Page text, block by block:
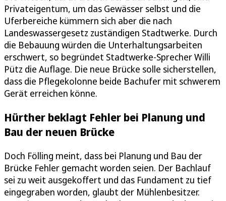
Privateigentum, um das Gewässer selbst und die
Uferbereiche kümmern sich aber die nach
Landeswassergesetz zuständigen Stadtwerke. Durch
die Bebauung würden die Unterhaltungsarbeiten
erschwert, so begründet Stadtwerke-Sprecher Willi
Pütz die Auflage. Die neue Brücke solle sicherstellen,
dass die Pflegekolonne beide Bachufer mit schwerem
Gerät erreichen könne.
Hürther beklagt Fehler bei Planung und
Bau der neuen Brücke
Doch Fölling meint, dass bei Planung und Bau der
Brücke Fehler gemacht worden seien. Der Bachlauf
sei zu weit ausgekoffert und das Fundament zu tief
eingegraben worden, glaubt der Mühlenbesitzer.